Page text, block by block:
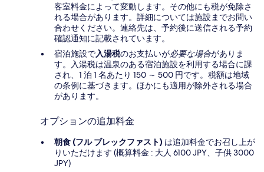
客室料金によって変動します。その他にも税が免除さ
れる場合があります。詳細については施設までお問い
合わせください。連絡先は、予約後に送信される予約
確認通知に記載されています。
宿泊施設で入湯税のお支払いが必要な場合がありま
す。入湯税は温泉のある宿泊施設を利用する場合に課
され、1 泊 1 名あたり 150 ～ 500 円です。税額は地域
の条例に基づきます。ほかにも適用が除外される場合
があります。
オプションの追加料金
朝食 (フル ブレックファスト) は追加料金でお召し上が
りいただけます (概算料金 : 大人 6100 JPY、子供 3000
JPY)